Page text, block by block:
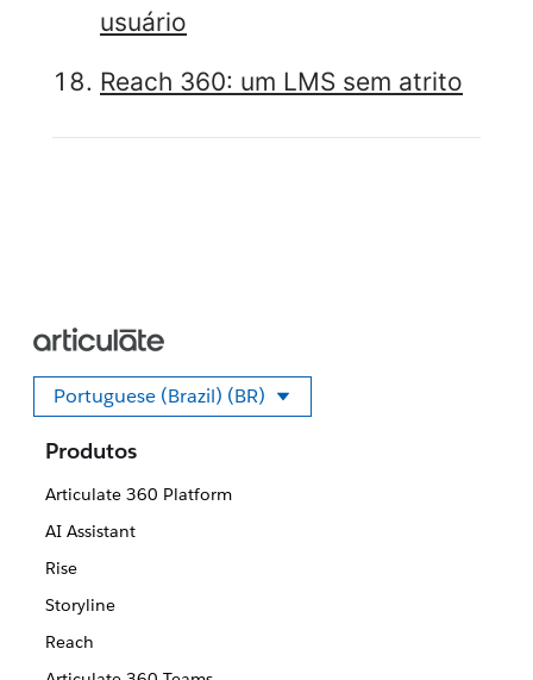
usuário
Reach 360: um LMS sem atrito
Portuguese (Brazil) (BR)
Selecione seu idioma
Produtos
Articulate 360 Platform
AI Assistant
Rise
Storyline
Reach